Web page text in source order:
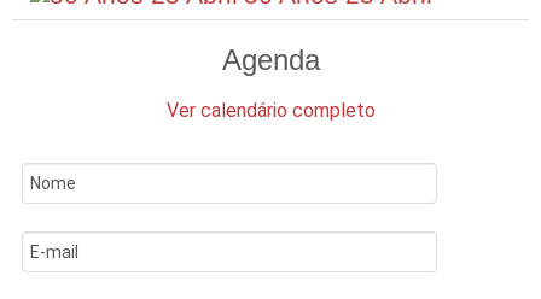
Agenda
Ver calendário completo